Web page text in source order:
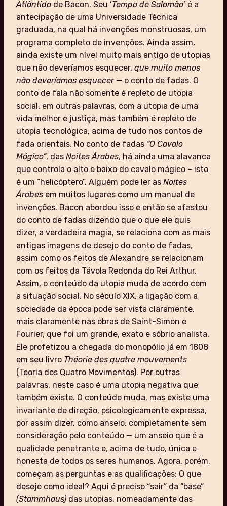
Atlântida de Bacon. Seu ‘Tempo de Salomão’ é a
antecipação de uma Universidade Técnica
graduada, na qual há invenções monstruosas, um
programa completo de invenções. Ainda assim,
ainda existe um nível muito mais antigo de utopias
que não deveríamos esquecer, que muito menos
não deveríamos esquecer — o conto de fadas. O
conto de fala não somente é repleto de utopia
social, em outras palavras, com a utopia de uma
vida melhor e justiça, mas também é repleto de
utopia tecnológica, acima de tudo nos contos de
fada orientais. No conto de fadas “O Cavalo
Mágico”, das Noites Árabes, há ainda uma alavanca
que controla o alto e baixo do cavalo mágico – isto
é um “helicóptero”. Alguém pode ler as Noites
Árabes em muitos lugares como um manual de
invenções. Bacon abordou isso e então se afastou
do conto de fadas dizendo que o que ele quis
dizer, a verdadeira magia, se relaciona com as mais
antigas imagens de desejo do conto de fadas,
assim como os feitos de Alexandre se relacionam
com os feitos da Távola Redonda do Rei Arthur.
Assim, o conteúdo da utopia muda de acordo com
a situação social. No século XIX, a ligação com a
sociedade da época pode ser vista claramente,
mais claramente nas obras de Saint-Simon e
Fourier, que foi um grande, exato e sóbrio analista.
Ele profetizou a chegada do monopólio já em 1808
em seu livro Théorie des quatre mouvements
(Teoria dos Quatro Movimentos). Por outras
palavras, neste caso é uma utopia negativa que
também existe. O conteúdo muda, mas existe uma
invariante de direção, psicologicamente expressa,
por assim dizer, como anseio, completamente sem
consideração pelo conteúdo — um anseio que é a
qualidade penetrante e, acima de tudo, única e
honesta de todos os seres humanos. Agora, porém,
começam as perguntas e as qualificações: O que
desejo como ideal? Aqui é preciso “sair” da “base”
(Stammhaus) das utopias, nomeadamente das